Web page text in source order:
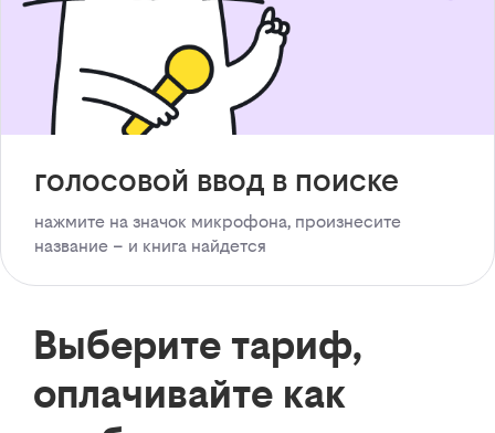
голосовой ввод в поиске
нажмите на значок микрофона, произнесите
название – и книга найдется
Выберите тариф,
оплачивайте как